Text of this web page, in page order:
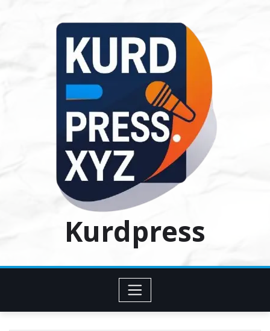
Kurdpress